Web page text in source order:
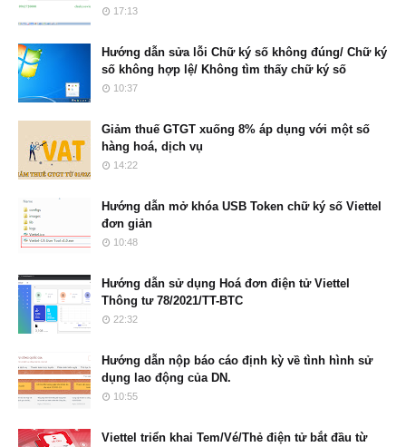
17:13
Hướng dẫn sửa lỗi Chữ ký số không đúng/ Chữ ký
số không hợp lệ/ Không tìm thấy chữ ký số
10:37
Giảm thuế GTGT xuống 8% áp dụng với một số
hàng hoá, dịch vụ
14:22
Hướng dẫn mở khóa USB Token chữ ký số Viettel
đơn giản
10:48
Hướng dẫn sử dụng Hoá đơn điện tử Viettel
Thông tư 78/2021/TT-BTC
22:32
Hướng dẫn nộp báo cáo định kỳ về tình hình sử
dụng lao động của DN.
10:55
Viettel triển khai Tem/Vé/Thẻ điện tử bắt đầu từ